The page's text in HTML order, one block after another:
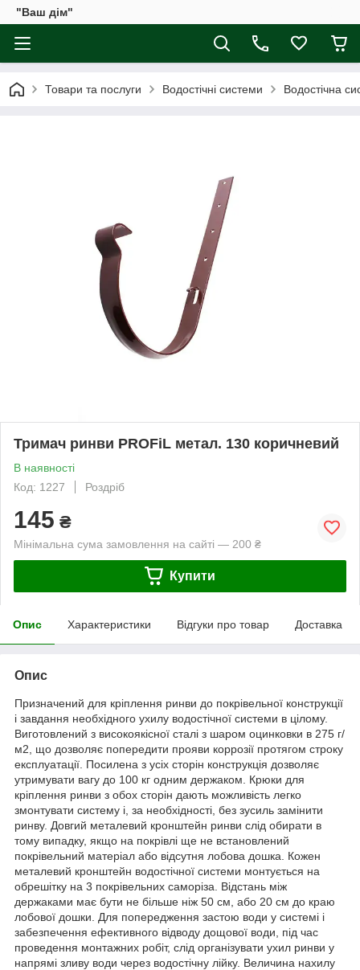
"Ваш дім"
Товари та послуги Водостічні системи Водостічна
Тримач ринви PROFiL метал. 130 коричневий
В наявності
Код: 1227
Роздріб
145 ₴
Мінімальна сума замовлення на сайті — 200 ₴
Купити
Опис Характеристики Відгуки про товар Доставка
Опис
Призначений для кріплення ринви до покрівельної конструкції
і завдання необхідного ухилу водостічної системи в цілому.
Виготовлений з високоякісної сталі з шаром оцинковки в 275 г/
м2, що дозволяє попередити прояви коррозії протягом строку
експлуатації. Посилена з усіх сторін конструкція дозволяє
утримувати вагу до 100 кг одним держаком. Крюки для
кріплення ринви з обох сторін дають можливість легко
змонтувати систему і, за необхідності, без зусиль замінити
ринву. Довгий металевий кронштейн ринви слід обирати в
тому випадку, якщо на покрівлі ще не встановлений
покрівельний матеріал або відсутня лобова дошка. Кожен
металевий кронштейн водостічної системи монтується на
обрешітку на 3 покрівельних саморіза. Відстань між
держаками має бути не більше ніж 50 см, або 20 см до краю
лобової дошки. Для попередження застою води у системі і
забезпечення ефективного відводу дощової води, під час
проведення монтажних робіт, слід організувати ухил ринви у
напрямі зливу води через водостічну лійку. Величина нахилу